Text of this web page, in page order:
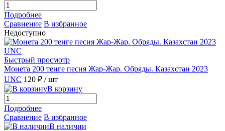
Подробнее
Сравнение В избранное
Недоступно
Быстрый просмотр
Монета 200 тенге песня Жар-Жар. Обряды. Казахстан 2023
UNC 120 ₽ / шт
В корзину
Подробнее
Сравнение В избранное
В наличии